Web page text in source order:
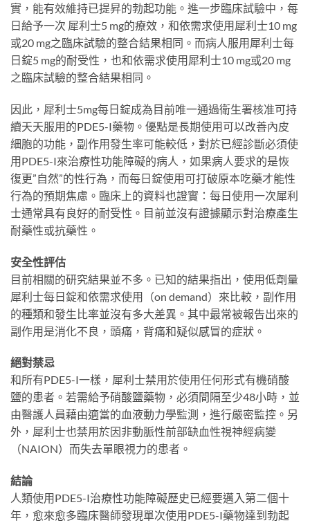
實，能有效維持已提昇的勃起功能。進一步臨床試驗中，每
日給予一次 犀利士5 mg的療效，和依需求使用犀利士10 mg
或20 mg之臨床試驗的整合結果相同。而病人服用犀利士每
日錠5 mg的耐受性，也和依需求使用犀利士10 mg或20 mg
之臨床試驗的整合結果相同。
因此，犀利士5mg每日錠成為目前唯一通過衛生署核准可持
續天天服用的PDE5-I藥物。優點是長期使用可以改善內皮
細胞的功能，副作用發生率可能較低，對於已經診斷必須使
用PDE5-I來治療性功能障礙的病人，如果病人要求的是恢
復更”自然”的性行為，而每日錠使用可打破原本吃藥才能性
行為的預期焦慮。臨床上的資料也證實：每日使用一次犀利
士通常具有良好的耐受性。目前並沒有證據顯示對治療產生
耐藥性或抗藥性。
安全性評估
目前相關的研究結果並不多。已知的結果指出，使用低劑量
犀利士每日錠和依需求使用（on demand）來比較，副作用
的種類和發生比率並沒有多大差異。其中最常被報告出來的
副作用是消化不良，頭痛，背痛和疑似感冒的症狀。
絕對禁忌
和所有PDE5-I一樣，犀利士禁用於使用任何形式有機硝酸
鹽的患者。若需給予硝酸鹽藥物，必須間隔至少48小時，並
由醫護人員藉由適當的血液動力學監測，進行嚴密監控。另
外，犀利士也禁用於因非動脈性前部缺血性視神經病變
（NAION）而失去單眼視力的患者。
結論
人類使用PDE5-I治療性功能障礙歷史已經要邁入第二個十
年，愈來愈多臨床醫師發現單次使用PDE5-I藥物達到勃起